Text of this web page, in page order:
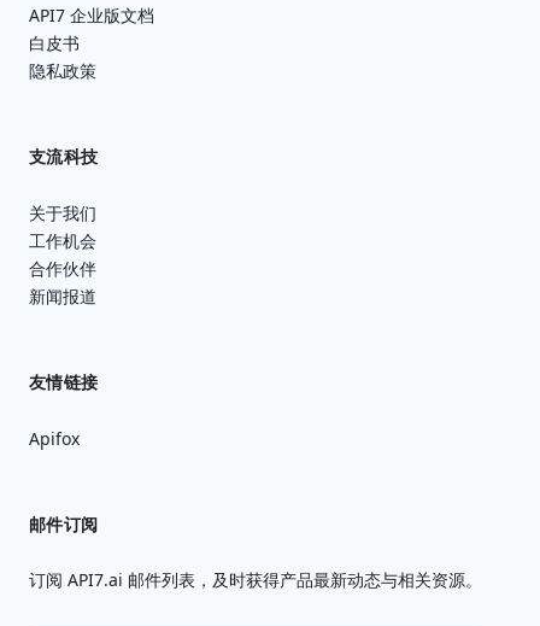
API7 企业版文档
白皮书
隐私政策
支流科技
关于我们
工作机会
合作伙伴
新闻报道
友情链接
Apifox
邮件订阅
订阅 API7.ai 邮件列表，及时获得产品最新动态与相关资源。